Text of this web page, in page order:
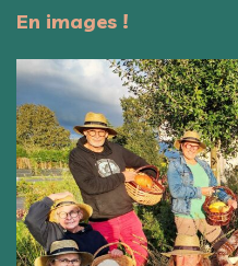
En images !